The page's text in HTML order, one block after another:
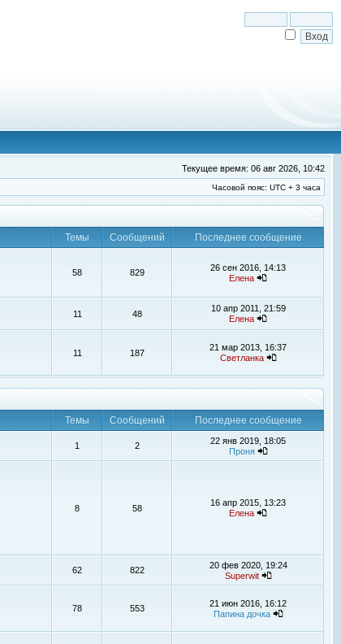
Текущее время: 06 авг 2026, 10:42
Часовой пояс: UTC + 3 часа
Темы Сообщений
Последнее сообщение
58 829
26 сен 2016, 14:13
Елена
11 48
10 апр 2011, 21:59
Елена
11 187
21 мар 2013, 16:37
Светланка
Темы Сообщений Последнее сообщение
1 2
22 янв 2019, 18:05
Проня
8 58
16 апр 2015, 13:23
Елена
62 822
20 фев 2020, 19:24
Superwit
78 553
21 июн 2016, 16:12
Папина дочка